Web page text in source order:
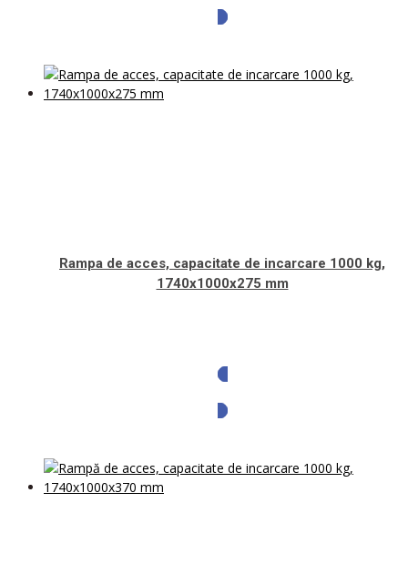
Rampa de acces, capacitate de incarcare 1000 kg,
1740x1000x275 mm